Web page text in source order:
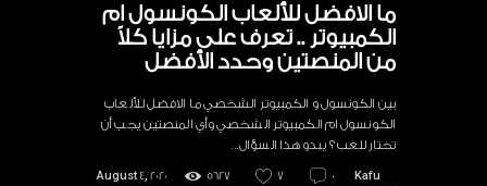
ما الافضل للألعاب الكونسول ام
الكمبيوتر .. تعرف على مزايا كلاً
من المنصتين وحدد الأفضل
بين الكونسول و الكمبيوتر الشخصي ما الافضل للألعاب
الكونسول ام الكمبيوتر الشخصي وأي المنصتين يجب أن
تختار للعب ؟ يبدو هذا السؤال…
August 4, 2020 5627 7 0
Kafu